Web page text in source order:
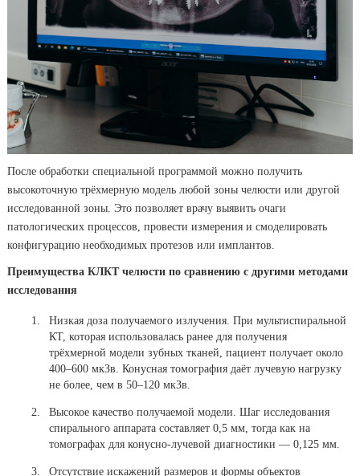
После обработки специальной программой можно получить
высокоточную трёхмерную модель любой зоны челюсти или другой
исследованной зоны. Это позволяет врачу выявить очаги
патологических процессов, провести измерения и смоделировать
конфигурацию необходимых протезов или имплантов.
ПреимуществаКЛКТ челюсти по сравнению с другими методами
исследования
Низкая доза получаемого излучения. При мультиспиральной
КТ, которая использовалась ранее для получения
трёхмерной модели зубных тканей, пациент получает около
400–600 мкЗв. Конусная томография даёт лучевую нагрузку
не более, чем в 50–120 мкЗв.
Высокое качество получаемой модели. Шаг исследования
спирального аппарата составляет 0,5 мм, тогда как на
томографах для конусно-лучевой диагностики — 0,125 мм.
Отсутствие искажений размеров и формы объектов